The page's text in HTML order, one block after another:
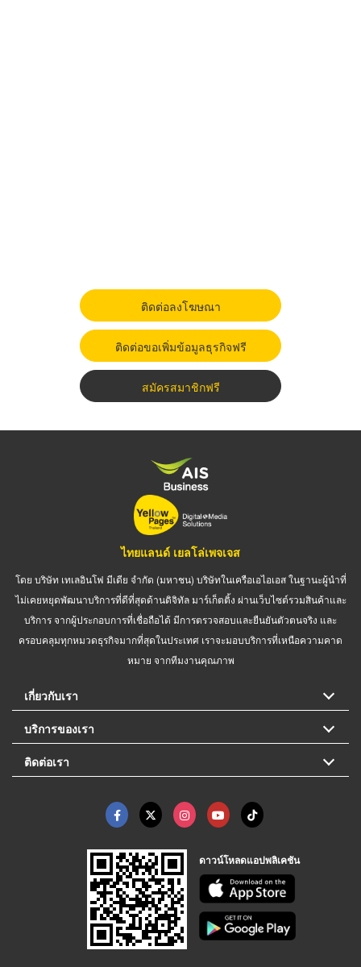
ติดต่อลงโฆษณา
ติดต่อขอเพิ่มข้อมูลธุรกิจฟรี
สมัครสมาชิกฟรี
ไทยแลนด์ เยลโล่เพจเจส
โดย บริษัท เทเลอินโฟ มีเดีย จำกัด (มหาชน) บริษัทในเครือเอไอเอส ในฐานะผู้นำที่
ไม่เคยหยุดพัฒนาบริการที่ดีที่สุดด้านดิจิทัล มาร์เก็ตติ้ง ผ่านเว็บไซต์รวมสินค้าและ
บริการ จากผู้ประกอบการที่เชื่อถือได้ มีการตรวจสอบและยืนยันตัวตนจริง และ
ครอบคลุมทุกหมวดธุรกิจมากที่สุดในประเทศ เราจะมอบบริการที่เหนือความคาด
หมาย จากทีมงานคุณภาพ
เกี่ยวกับเรา
บริการของเรา
ติดต่อเรา
ดาวน์โหลดแอปพลิเคชัน